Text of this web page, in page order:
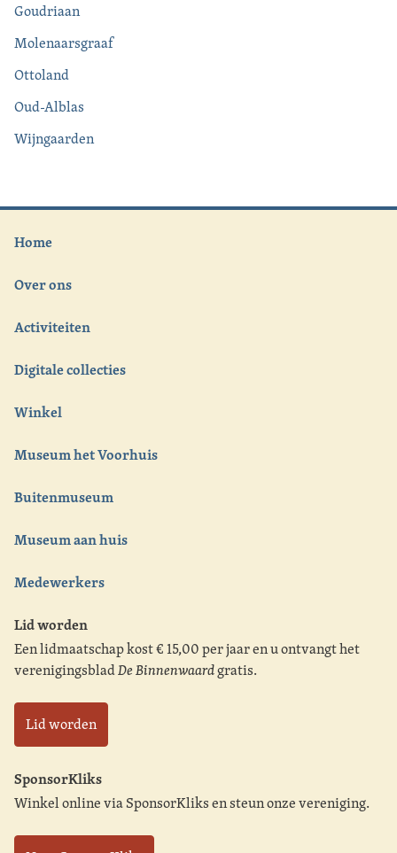
Goudriaan
Molenaarsgraaf
Ottoland
Oud-Alblas
Wijngaarden
Home
Over ons
Activiteiten
Digitale collecties
Winkel
Museum het Voorhuis
Buitenmuseum
Museum aan huis
Medewerkers
Lid worden
Een lidmaatschap kost € 15,00 per jaar en u ontvangt het
verenigingsbladDe Binnenwaardgratis.
Lid worden
SponsorKliks
Winkel online via SponsorKliks en steun onze vereniging.